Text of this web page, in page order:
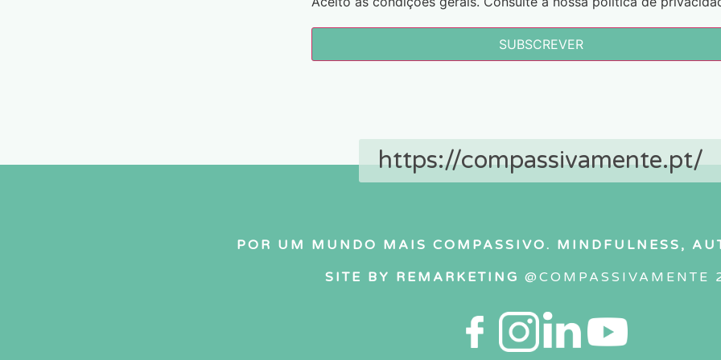
SUBSCREVER
https://compassivamente.pt/
POR UM MUNDO MAIS COMPASSIVO. MINDFULNESS,
SITE BY REMARKETING @COMPASSIVAMENTE